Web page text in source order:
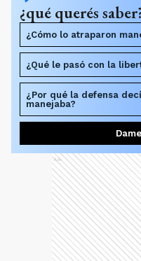
¿qué querés
¿Cómo lo atraparon
¿Qué le pasó con la
¿Por qué la defensa
manejaba?
Ads